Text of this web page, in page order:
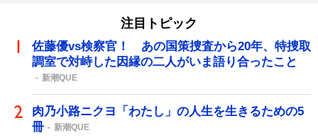
注目トピック
佐藤優vs検察官！ あの国策捜査から20年、特捜取
調室で対峙した因縁の二人がいま語り合ったこと
新潮QUE
肉乃小路ニクヨ「わたし」の人生を生きるための5
冊
新潮QUE